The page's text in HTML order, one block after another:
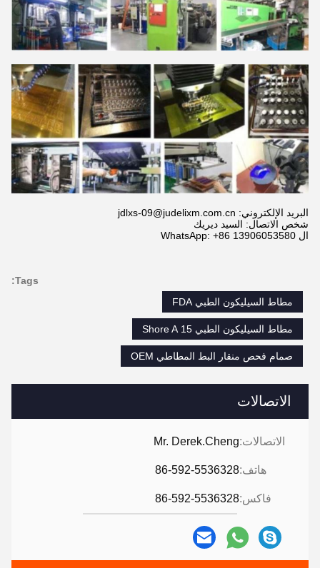
الاتصالات
الاتصالات:Mr. Derek.Cheng
هاتف:86-592-5536328
فاكس:86-592-5536328
البريد الإلكتروني: jdlxs-09@judelixm.com.cn
شخص الاتصال: السيد ديريك
ال WhatsApp: +86 13906053580
Tags:
مطاط السيليكون الطبي FDA
مطاط السيليكون الطبي 15 Shore A
صمام فحص منقار البط المطاطي OEM